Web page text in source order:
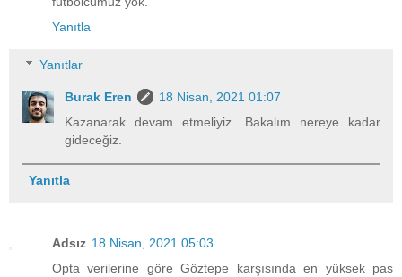
Yanıtla
Yanıtlar
Burak Eren
18 Nisan, 2021 01:07
Kazanarak devam etmeliyiz. Bakalım nereye kadar
gideceğiz.
Yanıtla
Adsız 18 Nisan, 2021 05:03
Opta verilerine göre Göztepe karşısında en yüksek pas